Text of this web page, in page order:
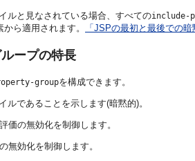
ルと見なされている場合、すべてのinclude-
から適用されます。 「JSPの最初と最後での
ープの特長
groupを構成できます。
ルであることを示します(暗黙的)。
価の無効化を制御します。
無効化を制御します。